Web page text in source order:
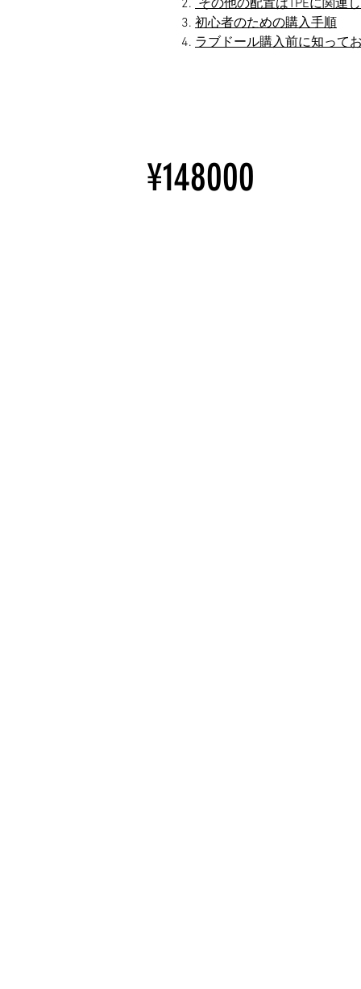
その他の配置はTPEに関連
初心者のための購入手順
ラブドール購入前に知って
¥148000